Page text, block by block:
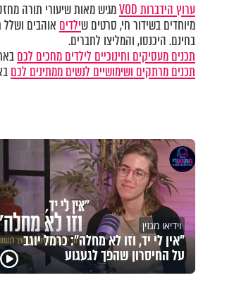
ערוץ הידברות VOD מגיש מאות שיעורי תורה
מיוחדים בשידור חי, סרטים שילדים אוהבים ושלל
בחינם. היכנסו, והמליצו לחברים.
תכנים מעסיקים וחינוכיים לילדים מחכים לכם
תכנים מרתקים ושימושיים לנשים ממתינים לכם
וידיאו מגזין
"אין לי יד, וזו לא מחלה": כרמל יוגב
על החיסרון שהפך לגעגוע